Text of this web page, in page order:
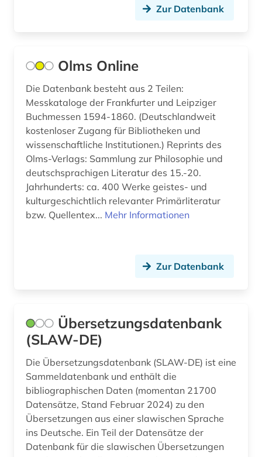
geschichte 1945- (3)
geschichte 800-1150 (1)
geschichte 800-1500 (1)
geschichte 800-1900 (6)
geschlechtsunterschied (1)
gesprochene sprache (1)
griechisch (7)
grimm, jacob | philologe;
literaturwissenschaftler; historiker; schriftsteller;
hochschullehrer; jurist; bibliothekar; freiherr (2)
grimm, wilhelm | philologe; germanist;
schriftsteller; jurist; bibliothekar;
literaturwissenschaftler (2)
handel (1)
hebräisch (1)
Zur Datenbank
Olms Online
Die Datenbank besteht aus 2 Teilen:
Messkataloge der Frankfurter und Leipziger
Buchmessen 1594-1860. (Deutschlandweit
kostenloser Zugang für Bibliotheken und
wissenschaftliche Institutionen.) Reprints des
Olms-Verlags: Sammlung zur Philosophie und
deutschsprachigen Literatur des 15.-20.
Jahrhunderts: ca. 400 Werke geistes- und
kulturgeschichtlich relevanter Primärliteratur
bzw. Quellentex... Mehr Informationen
Zur Datenbank
Übersetzungsdatenbank
(SLAW-DE)
Die Übersetzungsdatenbank (SLAW-DE) ist eine
Sammeldatenbank und enthält die
bibliographischen Daten (momentan 21700
Datensätze, Stand Februar 2024) zu den
Übersetzungen aus einer slawischen Sprache
ins Deutsche. Ein Teil der Datensätze der
Datenbank für die slawischen Übersetzungen